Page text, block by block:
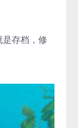
是存档，修